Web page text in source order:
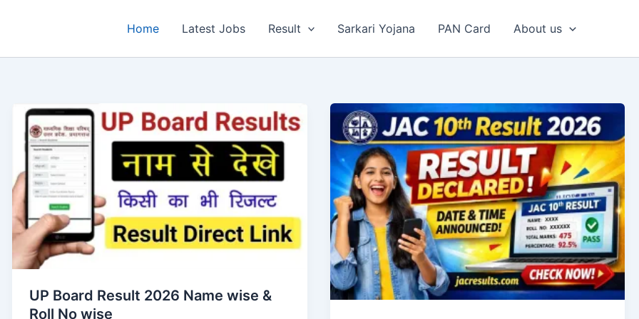
Home Latest Jobs Result Sarkari Yojana PAN Card About us
UP Board Result 2026 Name wise &
Roll No wise